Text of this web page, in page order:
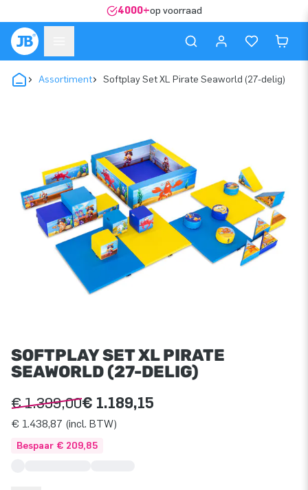
4000+op voorraad
Assortiment Softplay Set XL Pirate Seaworld (27-delig)
SOFTPLAY SET XL PIRATE
SEAWORLD (27-DELIG)
€ 1.399,00€ 1.189,15
€ 1.438,87 (incl. BTW)
Bespaar € 209,85